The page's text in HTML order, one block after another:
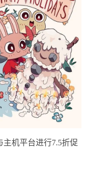
机平台进行7.5折促